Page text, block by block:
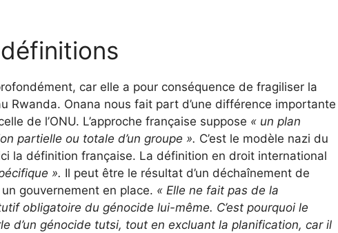
car elle a pour conséquence de fragiliser la
Rwanda. Onana nous fait part d’une différence importante
de l’ONU. L’approche française suppose « un plan
partielle ou totale d’un groupe ». C’est le modèle nazi du
la définition française. La définition en droit international
». Il peut être le résultat d’un déchaînement de
gouvernement en place. « Elle ne fait pas de la
obligatoire du génocide lui-même. C’est pourquoi le
d’un génocide tutsi, tout en excluant la planification, car il